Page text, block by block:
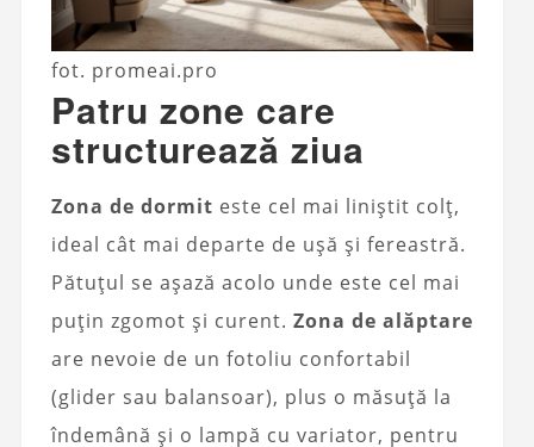
fot. promeai.pro
Patru zone care
structurează ziua
Zona de dormit este cel mai liniștit colț,
ideal cât mai departe de ușă și fereastră.
Pătuțul se așază acolo unde este cel mai
puțin zgomot și curent. Zona de alăptare
are nevoie de un fotoliu confortabil
(glider sau balansoar), plus o măsuță la
îndemână și o lampă cu variator, pentru